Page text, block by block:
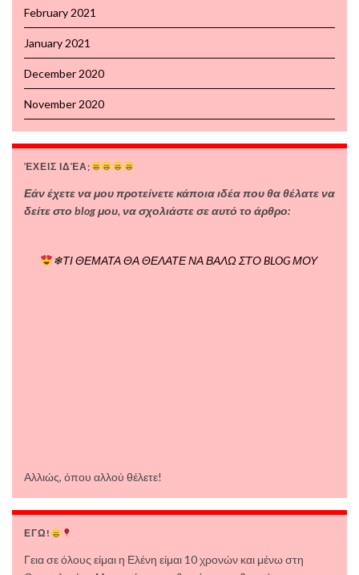
February 2021
January 2021
December 2020
November 2020
ΈΧΕΙΣ ΙΔΈΑ;
Εάν έχετε να μου προτείνετε κάποια ιδέα που θα θέλατε να
δείτε στο blog μου, να σχολιάστε σε αυτό το άρθρο:
❄ΤΙ ΘΕΜΑΤΑ ΘΑ ΘΕΛΑΤΕ ΝΑ ΒΑΛΩ ΣΤΟ BLOG ΜΟΥ
Αλλιώς, όπου αλλού θέλετε!
ΕΓΩ!
Γεια σε όλους είμαι η Ελένη είμαι 10 χρονών και μένω στη